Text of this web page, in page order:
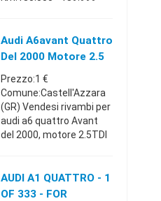
s-tronic 2014 unico
proprietario pari nuovo
Audi A6avant Quattro
Del 2000 Motore 2.5
Tdi
Prezzo:1 €
Comune:Castell'Azzara
(GR) Vendesi rivambi per
audi a6 quattro Avant
del 2000, motore 2.5TDI
pelle recaro perfetti,
pannelli porte,
AUDI A1 QUATTRO - 1
OF 333 - FOR